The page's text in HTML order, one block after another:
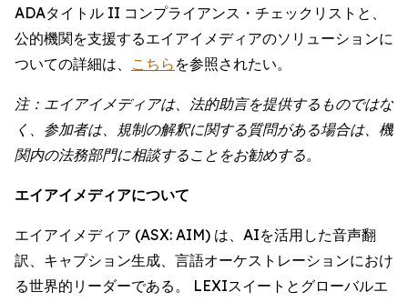
ADAタイトル II コンプライアンス・チェックリストと、
公的機関を支援するエイアイメディアのソリューションに
ついての詳細は、 こちら を参照されたい。
注：エイアイメディアは、法的助言を提供するものではな
く、参加者は、規制の解釈に関する質問がある場合は、機
関内の法務部門に相談することをお勧めする。
エイアイメディアについて
エイアイメディア (ASX: AIM) は、AIを活用した音声翻
訳、キャプション生成、言語オーケストレーションにおけ
る世界的リーダーである。 LEXIスイートとグローバルエ